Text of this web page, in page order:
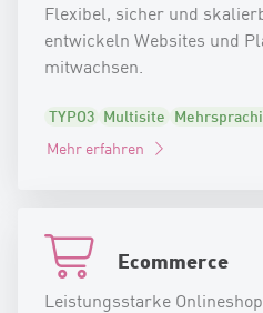
Flexibel, sicher und
entwickeln Websites und
mitwachsen.
TYPO3 Multisite
Mehr erfahren
Ecommerce
Leistungsstarke